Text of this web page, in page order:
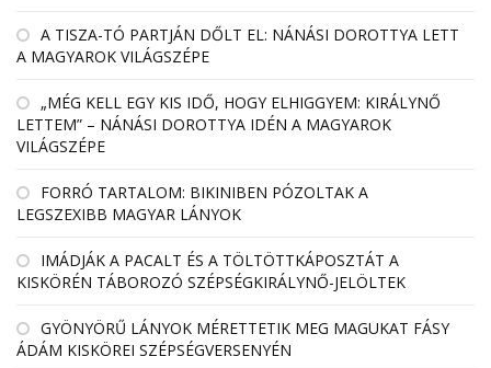
A TISZA-TÓ PARTJÁN DŐLT EL: NÁNÁSI DOROTTYA LETT
A MAGYAROK VILÁGSZÉPE
„MÉG KELL EGY KIS IDŐ, HOGY ELHIGGYEM: KIRÁLYNŐ
LETTEM” – NÁNÁSI DOROTTYA IDÉN A MAGYAROK
VILÁGSZÉPE
FORRÓ TARTALOM: BIKINIBEN PÓZOLTAK A
LEGSZEXIBB MAGYAR LÁNYOK
IMÁDJÁK A PACALT ÉS A TÖLTÖTTKÁPOSZTÁT A
KISKÖRÉN TÁBOROZÓ SZÉPSÉGKIRÁLYNŐ-JELÖLTEK
GYÖNYÖRŰ LÁNYOK MÉRETTETIK MEG MAGUKAT FÁSY
ÁDÁM KISKÖREI SZÉPSÉGVERSENYÉN